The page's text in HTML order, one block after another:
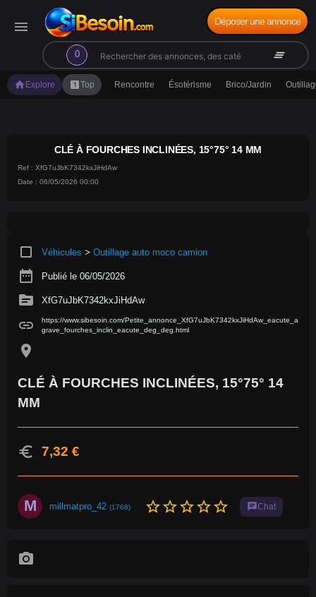
menu
0
search clear_all
Déposer une annonce
home Explore looks_oneTop Rencontre Ésotérisme Brico/Jardin
CLÉ À FOURCHES INCLINÉES, 15°75° 14 MM
Ref : XfG7uJbK7342kxJiHdAw
Date : 06/05/2026 00:00
crop_square Véhicules > Outillage auto moco camion
date_range Publié le 06/05/2026
source XfG7uJbK7342kxJiHdAw
link
https://www.sibesoin.com/Petite_annonce_XfG7uJbK7342kxJiHdAw_eacute_a
grave_fourches_inclin_eacute_deg_deg.html
location_on
CLÉ À FOURCHES INCLINÉES, 15°75° 14
MM
euro 7,32 €
M millmatpro_42 (1768) star_borderstar_borderstar_borderstar_borderstar_border chatChat
photo_camera